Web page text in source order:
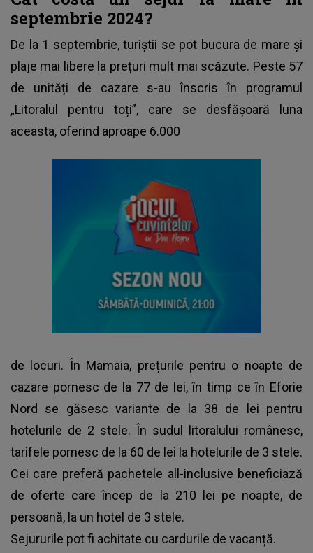
septembrie 2024?
De la 1 septembrie, turiștii se pot bucura de mare și
plaje mai libere la prețuri mult mai scăzute. Peste 57
de unități de cazare s-au înscris în programul
„Litoralul pentru toți”, care se desfășoară luna
aceasta, oferind aproape 6.000
de locuri. În Mamaia, prețurile pentru o noapte de
cazare pornesc de la 77 de lei, în timp ce în Eforie
Nord se găsesc variante de la 38 de lei pentru
hotelurile de 2 stele. În sudul litoralului românesc,
tarifele pornesc de la 60 de lei la hotelurile de 3 stele.
Cei care preferă pachetele all-inclusive beneficiază
de oferte care încep de la 210 lei pe noapte, de
persoană, la un hotel de 3 stele.
Sejururile pot fi achitate cu cardurile de vacanță.